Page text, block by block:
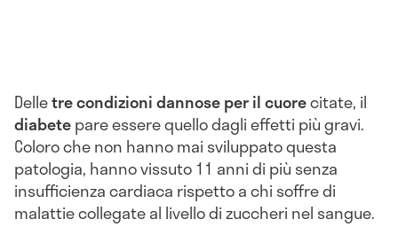
Delletre condizioni dannose per il cuorecitate, il
diabetepare essere quello dagli effetti più gravi.
Coloro che non hanno mai sviluppato questa
patologia, hanno vissuto 11 anni di più senza
insufficienza cardiaca rispetto a chi soffre di
malattie collegate al livello di zuccheri nel sangue.